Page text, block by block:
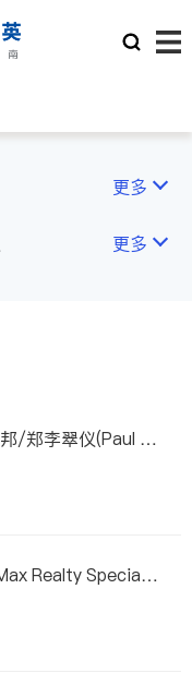
更多
更多
/郑李翠仪(Paul &
Realty Specialis